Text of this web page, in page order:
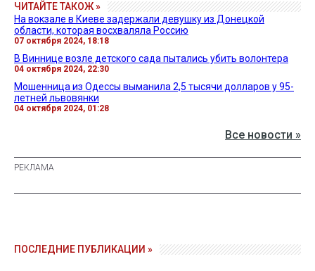
ЧИТАЙТЕ ТАКОЖ »
На вокзале в Киеве задержали девушку из Донецкой
области, которая восхваляла Россию
07 октября 2024, 18:18
В Виннице возле детского сада пытались убить волонтера
04 октября 2024, 22:30
Мошенница из Одессы выманила 2,5 тысячи долларов у 95-
летней львовянки
04 октября 2024, 01:28
Все новости »
ПОСЛЕДНИЕ ПУБЛИКАЦИИ »